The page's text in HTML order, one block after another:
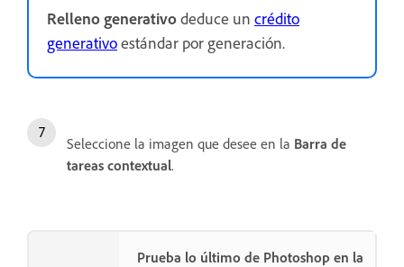
Relleno generativodeduce un crédito
generativoestándar por generación.
Seleccione la imagen que desee en la Barra de
tareas contextual.
Prueba lo último de Photoshop en la